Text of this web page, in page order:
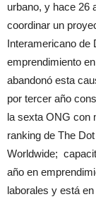
urbano, y hace 26
coordinar un
Interamericano de
emprendimiento
abandonó esta
por tercer año
la sexta ONG con
ranking de The
Worldwide;
año en
laborales y está